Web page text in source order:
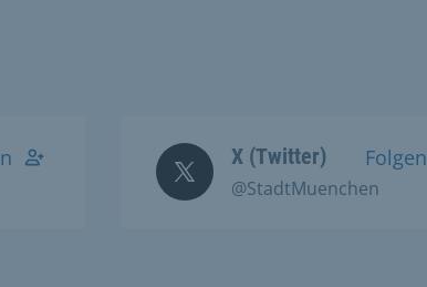
X (Twitter)
@StadtMuenchen
Folgen